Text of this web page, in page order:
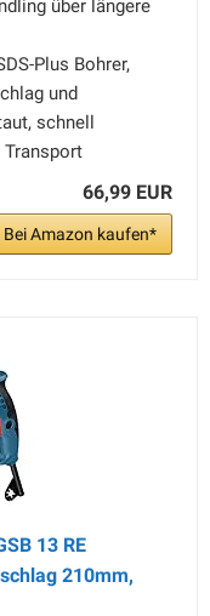
über längere
Plus Bohrer,
und
schnell
66,99 EUR
Bei Amazon kaufen*
13 RE
210mm,